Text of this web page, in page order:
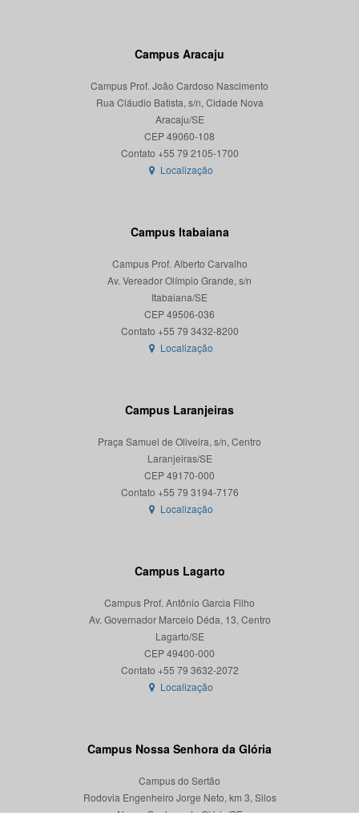
Campus Aracaju
Campus Prof. João Cardoso Nascimento
Rua Cláudio Batista, s/n, Cidade Nova
Aracaju/SE
CEP 49060-108
Localização
Campus Itabaiana
Campus Prof. Alberto Carvalho
Av. Vereador Olímpio Grande, s/n
Itabaiana/SE
CEP 49506-036
Localização
Campus Laranjeiras
Praça Samuel de Oliveira, s/n, Centro
Laranjeiras/SE
CEP 49170-000
Localização
Campus Lagarto
Campus Prof. Antônio Garcia Filho
Av. Governador Marcelo Déda, 13, Centro
Lagarto/SE
CEP 49400-000
Localização
Campus Nossa Senhora da Glória
Campus do Sertão
Rodovia Engenheiro Jorge Neto, km 3, Silos